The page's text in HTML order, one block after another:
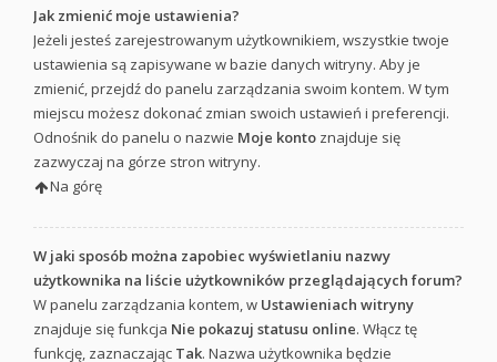
Jak zmienić moje ustawienia?
Jeżeli jesteś zarejestrowanym użytkownikiem, wszystkie twoje
ustawienia są zapisywane w bazie danych witryny. Aby je
zmienić, przejdź do panelu zarządzania swoim kontem. W tym
miejscu możesz dokonać zmian swoich ustawień i preferencji.
Odnośnik do panelu o nazwie Moje konto znajduje się
zazwyczaj na górze stron witryny.
Na górę
W jaki sposób można zapobiec wyświetlaniu nazwy
użytkownika na liście użytkowników przeglądających forum?
W panelu zarządzania kontem, w Ustawieniach witryny
znajduje się funkcja Nie pokazuj statusu online. Włącz tę
funkcję, zaznaczając Tak. Nazwa użytkownika będzie